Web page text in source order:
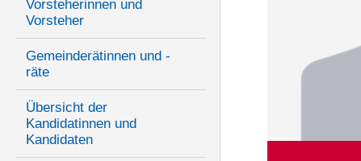
Vorsteherinnen und
Vorsteher
Gemeinderätinnen und -
räte
Übersicht der
Kandidatinnen und
Kandidaten